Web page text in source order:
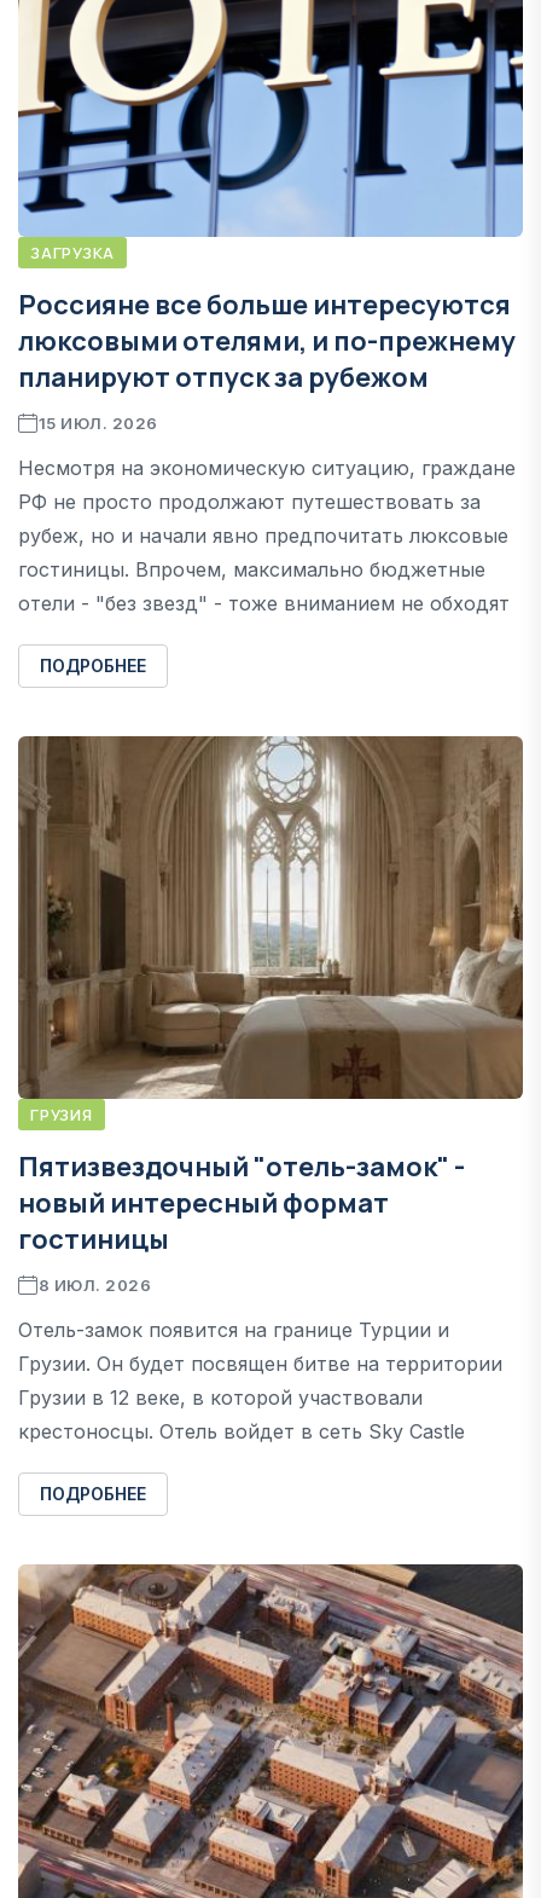
ЗАГРУЗКА
Россияне все больше интересуются
люксовыми отелями, и по-прежнему
планируют отпуск за рубежом
15 ИЮЛ. 2026
Несмотря на экономическую ситуацию, граждане
РФ не просто продолжают путешествовать за
рубеж, но и начали явно предпочитать люксовые
гостиницы. Впрочем, максимально бюджетные
отели - "без звезд" - тоже вниманием не обходят
ПОДРОБНЕЕ
ГРУЗИЯ
Пятизвездочный "отель-замок" -
новый интересный формат
гостиницы
8 ИЮЛ. 2026
Отель-замок появится на границе Турции и
Грузии. Он будет посвящен битве на территории
Грузии в 12 веке, в которой участвовали
крестоносцы. Отель войдет в сеть Sky Castle
ПОДРОБНЕЕ